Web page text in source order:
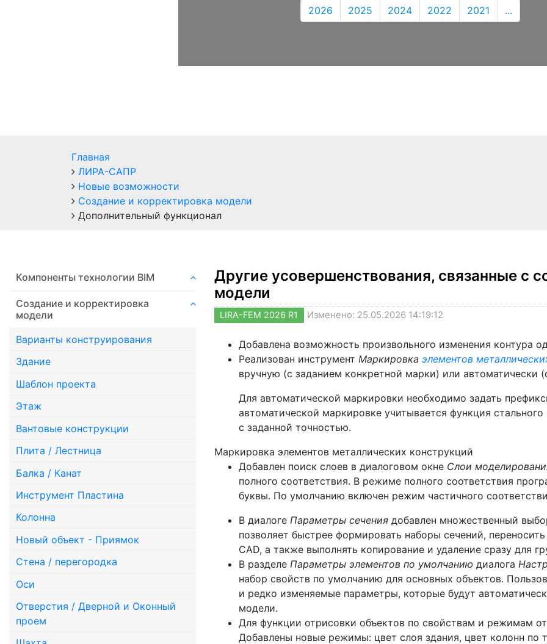
2026 2025 2024 2022 2021 ...
Главная
ЛИРА-САПР
Новые возможности
Создание и корректировка модели
Дополнительный функционал
Компоненты технологии ВIM
Создание и корректировка
модели
Варианты конструирования
Здание
Шаблон проекта
Этаж
Вантовые конструкции
Плита / Лестница
Балка / Канат
Инструмент Пластина
Колонна
Новый объект - Приямок
Стена / перегородка
Оси
Отверстия / Дверной и Оконный
проем
Другие усовершенствования, связанные с
модели
LIRA-FEM 2026 R1 Изменено: 25.05.2026 14:19:12
Добавлена возможность произвольного изменения контура
Реализован инструмент Маркировка элементов
вручную (с заданием конкретной марки) или
Для автоматической маркировки необходимо задать
автоматической маркировке учитывается функция
с заданной точностью.
Маркировка элементов металлических конструкций
Добавлен поиск слоев в диалоговом окне Слои
полного соответствия. В режиме полного соответствия
буквы. По умолчанию включен режим частичного
В диалоге Параметры сечения добавлен множественный
позволяет быстрее формировать наборы сечений,
CAD, а также выполнять копирование и удаление сразу для
В разделе Параметры элементов по умолчанию диалога
набор свойств по умолчанию для основных объектов.
и редко изменяемые параметры, которые будут
модели.
Для функции отрисовки объектов по свойствам и режимам
Добавлены новые режимы: цвет слоя здания, цвет колонн по